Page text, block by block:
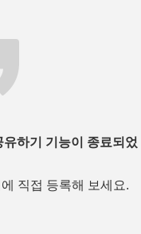
하기 기능이 종료되었
직접 등록해 보세요.